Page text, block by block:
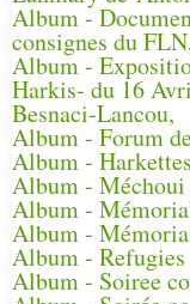
Album -
consignes du
Album -
Harkis- du 16
Besnaci-Lancou,
Album - Forum
Album - Harkettes
Album - Méchoui
Album -
Album -
Album -
Album - Soiree